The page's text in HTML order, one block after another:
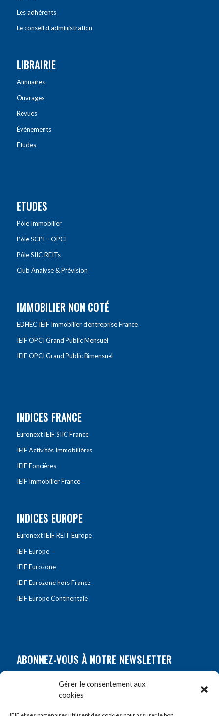
Gérer le consentement aux
cookies
Les adhérents
Le conseil d’administration
LIBRAIRIE
Annuaires
Ouvrages
Revues
Évènements
Etudes
ETUDES
Pôle Immobilier
Pôle SCPI – OPCI
Pôle SIIC-REITs
Club Analyse & Prévision
IMMOBILIER NON COTÉ
EDHEC IEIF Immobilier d’entreprise France
IEIF OPCI Grand Public Mensuel
IEIF OPCI Grand Public Bimensuel
INDICES FRANCE
Euronext IEIF SIIC France
IEIF Activités Immobilières
IEIF Foncières
IEIF Immobilier France
INDICES EUROPE
Euronext IEIF REIT Europe
IEIF Europe
IEIF Eurozone
IEIF Eurozone hors France
IEIF Europe Continentale
ABONNEZ-VOUS À NOTRE NEWSLETTER
Prénom*